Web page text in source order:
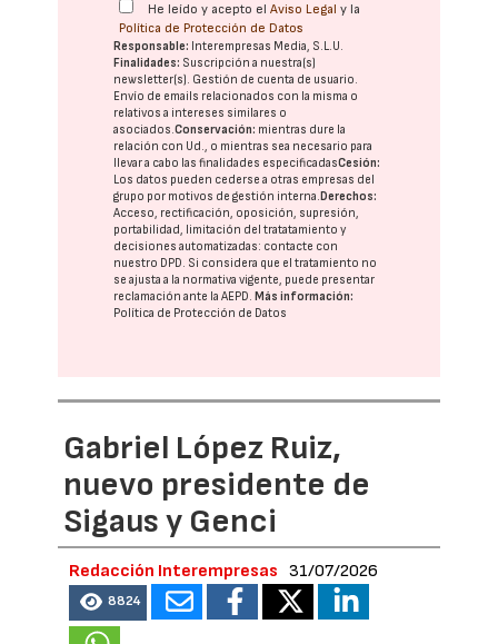
He leído y acepto elAviso Legal y la
Política de Protección de Datos
Responsable: Interempresas Media, S.L.U.
Finalidades: Suscripción a nuestra(s)
newsletter(s). Gestión de cuenta de usuario.
Envío de emails relacionados con la misma o
relativos a intereses similares o
asociados.Conservación: mientras dure la
relación con Ud., o mientras sea necesario para
llevar a cabo las finalidades especificadasCesión:
Los datos pueden cederse a otras empresas del
grupo por motivos de gestión interna.Derechos:
Acceso, rectificación, oposición, supresión,
portabilidad, limitación del tratatamiento y
decisiones automatizadas: contacte con
nuestro DPD. Si considera que el tratamiento no
se ajusta a la normativa vigente, puede presentar
reclamación ante laAEPD.Más información:
Política de Protección de Datos
Gabriel López Ruiz,
nuevo presidente de
Sigaus y Genci
Redacción Interempresas 31/07/2026
8824